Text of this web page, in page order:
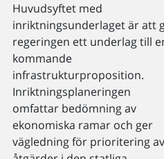
Huvudsyftet med
inriktningsunderlaget är att
regeringen ett underlag till
kommande
infrastrukturproposition.
Inriktningsplaneringen
omfattar bedömning av
ekonomiska ramar och ger
vägledning för prioritering av